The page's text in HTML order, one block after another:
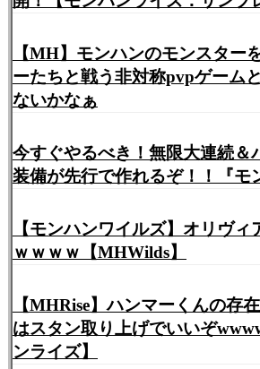
【MH】モンハンのモンスター
ーたちと戦う非対称pvpゲーム
ないかなぁ
今すぐやるべき！無限大連続＆
装備が先行で作れるぞ！！『モ
【モンハンワイルズ】オリヴィ
ｗｗｗｗ【MHWilds】
【MHRise】ハンマーくんの存
はスタン取り上げでいいぞ
ンライズ】